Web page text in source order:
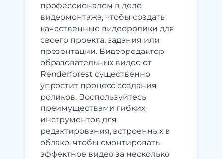
профессионалом в деле
видеомонтажа, чтобы создать
качественные видеоролики для
своего проекта, задания или
презентации. Видеоредактор
образовательных видео от
Renderforest существенно
упростит процесс создания
роликов. Воспользуйтесь
преимуществами гибких
инструментов для
редактирования, встроенных в
облако, чтобы смонтировать
эффектное видео за несколько